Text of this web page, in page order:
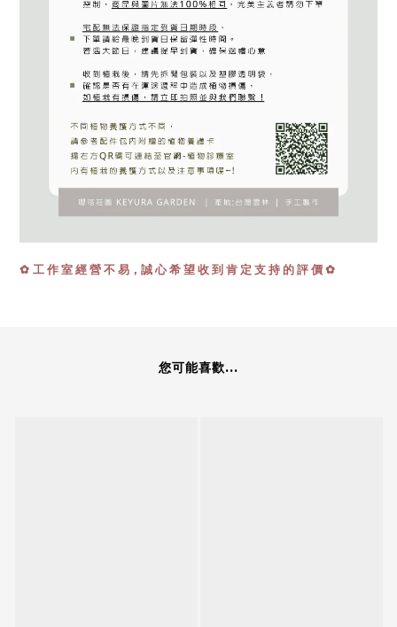
✿ 工 作 室 經 營 不 易，誠 心 希 望 收 到 肯 定 支 持 的 評 價 ✿
您可能喜歡...